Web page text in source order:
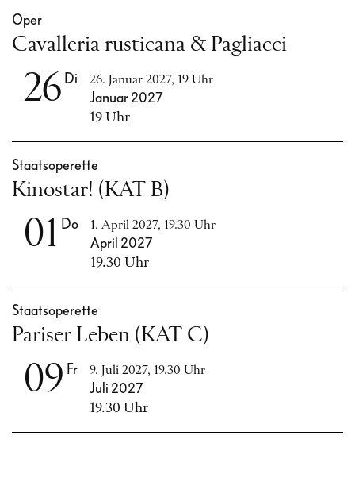
26 Di 26. Januar 2027, 19 Uhr
Januar 2027
19 Uhr
Cavalleria rusticana & Pagliacci
Oper
01 Do 1. April 2027, 19.30 Uhr
April 2027
19.30 Uhr
Kinostar! (KAT B)
Staatsoperette
09 Fr 9. Juli 2027, 19.30 Uhr
Juli 2027
19.30 Uhr
Pariser Leben (KAT C)
Staatsoperette